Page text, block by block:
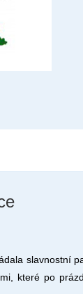
slavnostní
které po